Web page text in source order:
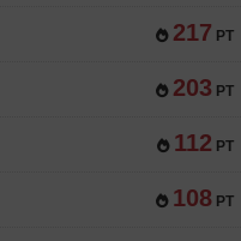
217 PT
203 PT
112 PT
108 PT